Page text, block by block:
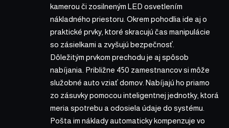
kamerou či zosilneným LED osvetlením
nákladného priestoru. Okrem pohodlia ide aj o
praktické prvky, ktoré skracujú čas manipulácie
so zásielkami a zvyšujú bezpečnosť.
Dôležitým prvkom prechodu je aj spôsob
nabíjania. Približne 450 zamestnancov si môže
služobné auto vziať domov. Nabíjajú ho priamo
zo zásuvky pomocou inteligentnej jednotky, ktorá
meria spotrebu a odosiela údaje do systému.
Pošta im náklady automaticky kompenzuje vo